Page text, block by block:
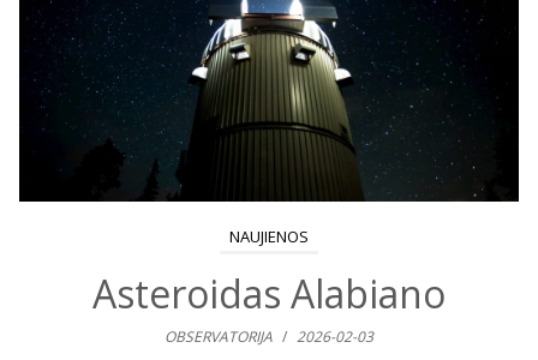
NAUJIENOS
Asteroidas Alabiano
OBSERVATORIJA / 2026-02-03